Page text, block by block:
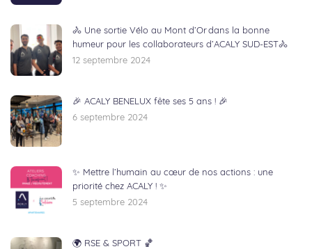
🚴 Une sortie Vélo au Mont d’Or dans la bonne
humeur pour les collaborateurs d’ACALY SUD-EST🚴
12 septembre 2024
🎉 ACALY BENELUX fête ses 5 ans ! 🎉
6 septembre 2024
✨ Mettre l’humain au cœur de nos actions : une
priorité chez ACALY ! ✨
5 septembre 2024
🌍 RSE & SPORT 🏀